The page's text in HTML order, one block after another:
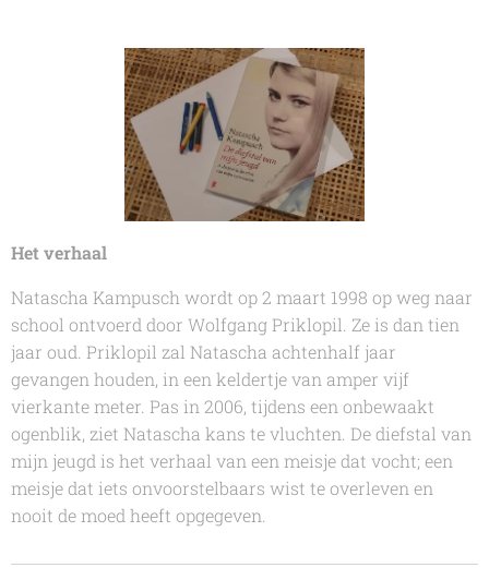
Het verhaal
Natascha Kampusch wordt op 2 maart 1998 op weg naar
school ontvoerd door Wolfgang Priklopil. Ze is dan tien
jaar oud. Priklopil zal Natascha achtenhalf jaar
gevangen houden, in een keldertje van amper vijf
vierkante meter. Pas in 2006, tijdens een onbewaakt
ogenblik, ziet Natascha kans te vluchten. De diefstal van
mijn jeugd is het verhaal van een meisje dat vocht; een
meisje dat iets onvoorstelbaars wist te overleven en
nooit de moed heeft opgegeven.